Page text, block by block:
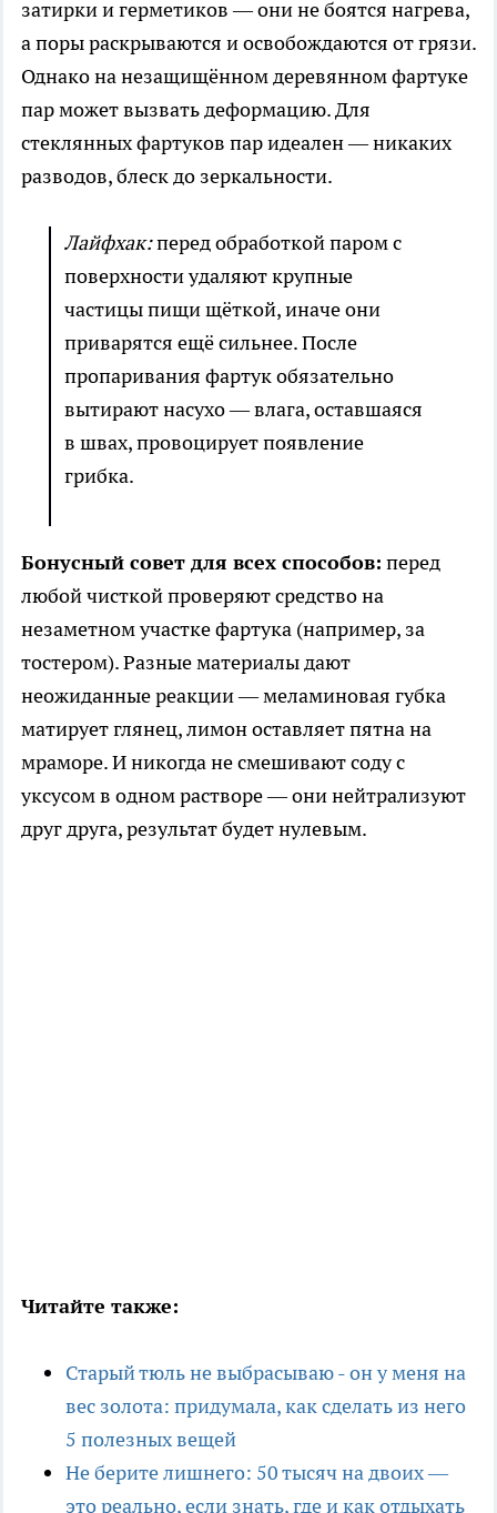
затирки и герметиков — они не боятся нагрева,
а поры раскрываются и освобождаются от грязи.
Однако на незащищённом деревянном фартуке
пар может вызвать деформацию. Для
стеклянных фартуков пар идеален — никаких
разводов, блеск до зеркальности.
Лайфхак:перед обработкой паром с
поверхности удаляют крупные
частицы пищи щёткой, иначе они
приварятся ещё сильнее. После
пропаривания фартук обязательно
вытирают насухо — влага, оставшаяся
в швах, провоцирует появление
грибка.
Бонусный совет для всех способов: перед
любой чисткой проверяют средство на
незаметном участке фартука (например, за
тостером). Разные материалы дают
неожиданные реакции — меламиновая губка
матирует глянец, лимон оставляет пятна на
мраморе. И никогда не смешивают соду с
уксусом в одном растворе — они нейтрализуют
друг друга, результат будет нулевым.
Читайте также:
Старый тюль не выбрасываю - он у меня на
вес золота: придумала, как сделать из него
5 полезных вещей
Не берите лишнего: 50 тысяч на двоих —
это реально, если знать, где и как отдыхать